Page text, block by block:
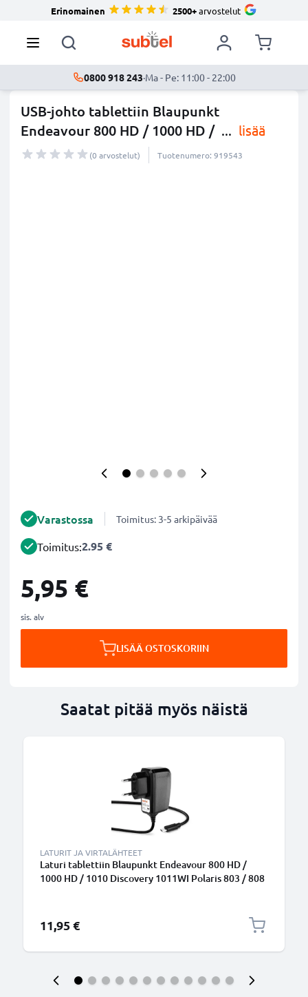
Erinomainen 2500+arvostelut
0800 918 243·Ma - Pe: 11:00 - 22:00
USB-johto tablettiin Blaupunkt
Endeavour 800 HD / 1000 HD / ... lisää
(0 arvostelut) Tuotenumero: 919543
Varastossa Toimitus: 3-5 arkipäivää
Toimitus:2.95 €
5,95 €
sis. alv
LISÄÄ OSTOSKORIIN
Saatat pitää myös näistä
LATURIT JA VIRTALÄHTEET
Laturi tablettiin Blaupunkt Endeavour 800 HD /
1000 HD / 1010 Discovery 1011WI Polaris 803 / 808
11,95 €